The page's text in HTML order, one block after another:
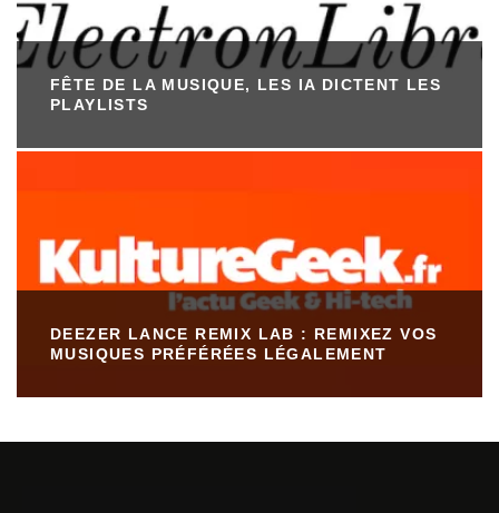
FÊTE DE LA MUSIQUE, LES IA DICTENT LES
PLAYLISTS
DEEZER LANCE REMIX LAB : REMIXEZ VOS
MUSIQUES PRÉFÉRÉES LÉGALEMENT